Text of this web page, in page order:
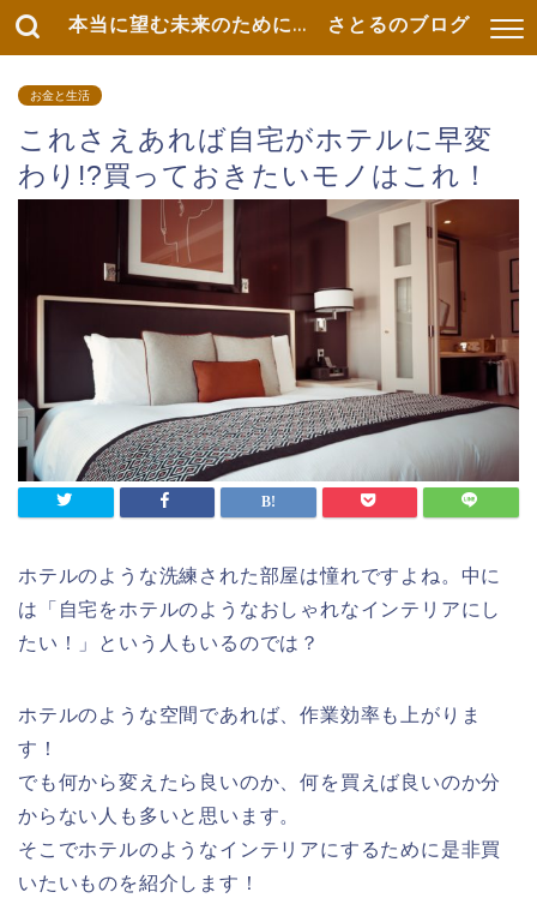
本当に望む未来のために... さとるのブログ
お金と生活
これさえあれば自宅がホテルに早変
わり!?買っておきたいモノはこれ！
ホテルのような洗練された部屋は憧れですよね。中に
は「自宅をホテルのようなおしゃれなインテリアにし
たい！」という人もいるのでは？
ホテルのような空間であれば、作業効率も上がりま
す！
でも何から変えたら良いのか、何を買えば良いのか分
からない人も多いと思います。
そこでホテルのようなインテリアにするために是非買
いたいものを紹介します！